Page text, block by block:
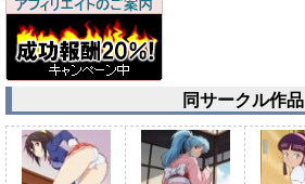
同サークル作品